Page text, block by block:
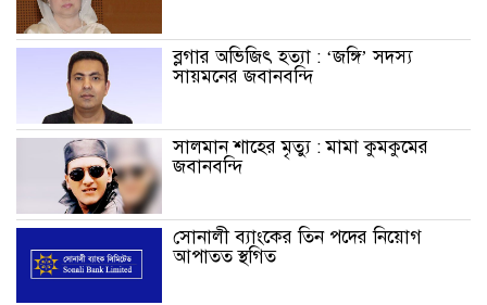
ব্লগার অভিজিৎ হত্যা : ‘জঙ্গি’ সদস্য
সায়মনের জবানবন্দি
সালমান শাহের মৃত্যু : মামা কুমকুমের
জবানবন্দি
সোনালী ব্যাংকের তিন পদের নিয়োগ
আপাতত স্থগিত